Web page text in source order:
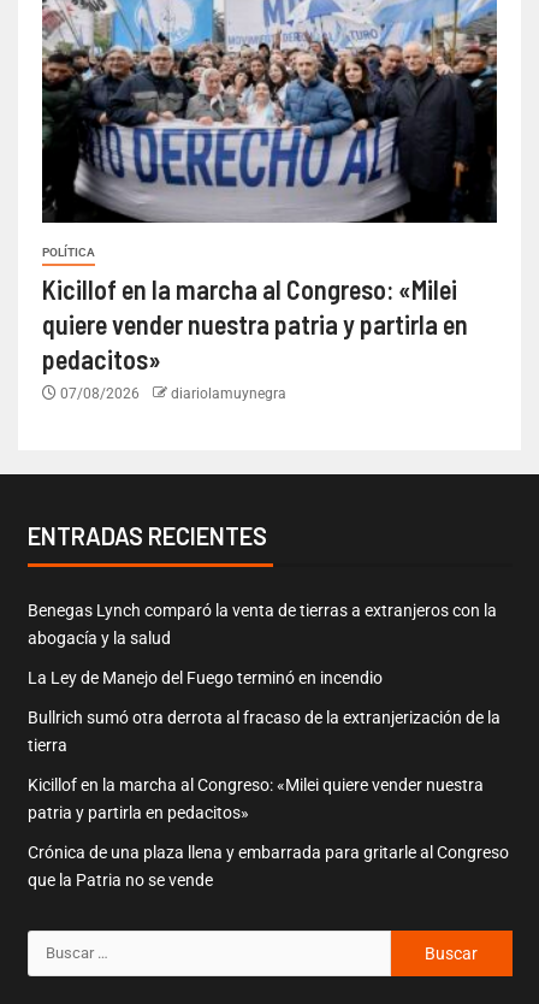
POLÍTICA
Kicillof en la marcha al Congreso: «Milei
quiere vender nuestra patria y partirla en
pedacitos»
07/08/2026 diariolamuynegra
ENTRADAS RECIENTES
Benegas Lynch comparó la venta de tierras a extranjeros con la
abogacía y la salud
La Ley de Manejo del Fuego terminó en incendio
Bullrich sumó otra derrota al fracaso de la extranjerización de la
tierra
Kicillof en la marcha al Congreso: «Milei quiere vender nuestra
patria y partirla en pedacitos»
Crónica de una plaza llena y embarrada para gritarle al Congreso
que la Patria no se vende